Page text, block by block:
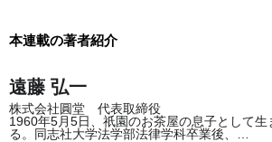
本連載の著者紹介
遠藤 弘一
株式会社圓堂 代表取締役
1960年5月5日、祇園のお茶屋の息子として生
る。同志社大学法学部法律学科卒業後、…